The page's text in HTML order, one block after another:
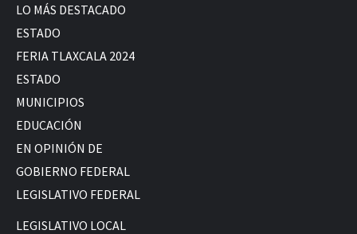
LO MÁS DESTACADO
ESTADO
FERIA TLAXCALA 2024
ESTADO
MUNICIPIOS
EDUCACIÓN
EN OPINIÓN DE
GOBIERNO FEDERAL
LEGISLATIVO FEDERAL
LEGISLATIVO LOCAL